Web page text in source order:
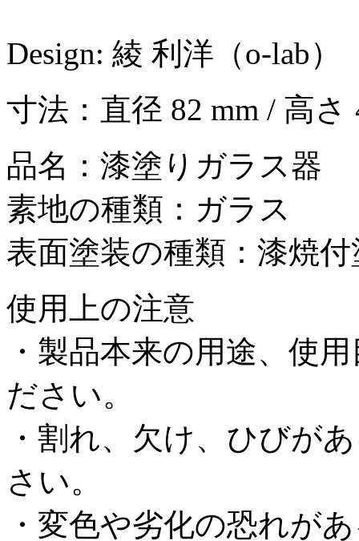
Design: 綾 利洋（o-lab）
寸法：直径 82 mm / 高さ
品名：漆塗りガラス器
素地の種類：ガラス
表面塗装の種類：漆焼付
使用上の注意
・製品本来の用途、使
ださい。
・割れ、欠け、ひびが
さい。
・変色や劣化の恐れが